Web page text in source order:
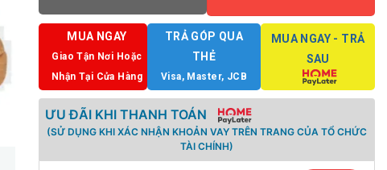
MUA NGAY
Giao Tận Nơi Hoặc
Nhận Tại Cửa Hàng
TRẢ GÓP QUA
THẺ
Visa, Master, JCB
MUA NGAY - TRẢ
SAU
ƯU ĐÃI KHI THANH TOÁN
(SỬ DỤNG KHI XÁC NHẬN KHOẢN VAY TRÊN TRANG CỦA TỔ CHỨC
TÀI CHÍNH)